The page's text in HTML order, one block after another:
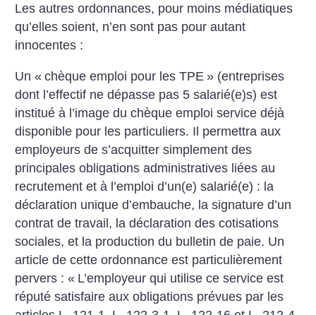
Les autres ordonnances, pour moins médiatiques
qu’elles soient, n’en sont pas pour autant
innocentes :
Un « chèque emploi pour les TPE » (entreprises
dont l’effectif ne dépasse pas 5 salarié(e)s) est
institué à l’image du chèque emploi service déjà
disponible pour les particuliers. Il permettra aux
employeurs de s’acquitter simplement des
principales obligations administratives liées au
recrutement et à l’emploi d’un(e) salarié(e) : la
déclaration unique d’embauche, la signature d’un
contrat de travail, la déclaration des cotisations
sociales, et la production du bulletin de paie. Un
article de cette ordonnance est particulièrement
pervers : « L’employeur qui utilise ce service est
réputé satisfaire aux obligations prévues par les